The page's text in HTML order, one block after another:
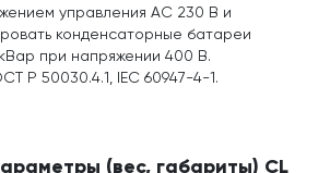
управления АС 230 В и
конденсаторные батареи
при напряжении 400 В.
Р 50030.4.1, IEC 60947-4-1.
(вес, габариты) CL